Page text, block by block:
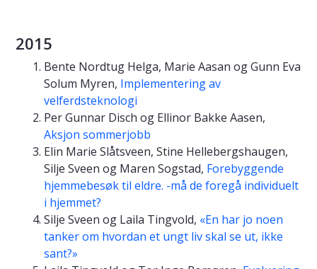
2015
Bente Nordtug Helga, Marie Aasan og Gunn Eva
Solum Myren, Implementering av
velferdsteknologi
Per Gunnar Disch og Ellinor Bakke Aasen,
Aksjon sommerjobb
Elin Marie Slåtsveen, Stine Hellebergshaugen,
Silje Sveen og Maren Sogstad, Forebyggende
hjemmebesøk til eldre. -må de foregå individuelt
i hjemmet?
Silje Sveen og Laila Tingvold, «En har jo noen
tanker om hvordan et ungt liv skal se ut, ikke
sant?»